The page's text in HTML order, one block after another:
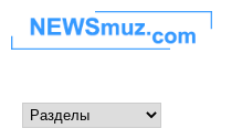
Перейти
НОВОСТИ
МУЗЫКИ И